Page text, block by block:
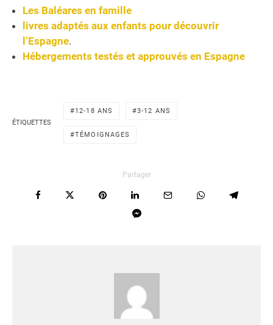
Les Baléares en famille
livres adaptés aux enfants pour découvrir
l’Espagne.
Hébergements testés et approuvés en Espagne
ÉTIQUETTES
12-18 ANS 3-12 ANS
TÉMOIGNAGES
Partager